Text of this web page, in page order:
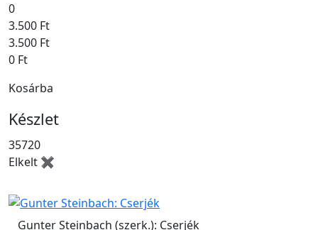
0
3.500 Ft
3.500 Ft
0 Ft
Kosárba
Készlet
35720
Elkelt ✖
Gunter Steinbach (szerk.): Cserjék